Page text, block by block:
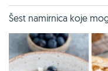
Šest namirnica koje